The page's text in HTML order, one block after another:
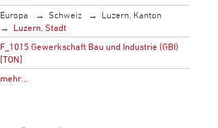
Europa Schweiz
Luzern, Kanton
Luzern, Stadt
F_1015 Gewerkschaft Bau und Industrie (GBI)
[TON]
mehr…